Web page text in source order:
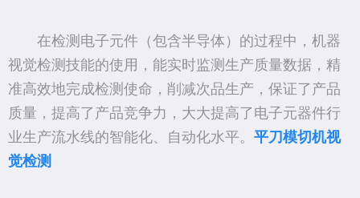
在检测电子元件（包含半导体）的过程中，机器
视觉检测技能的使用，能实时监测生产质量数据，精
准高效地完成检测使命，削减次品生产，保证了产品
质量，提高了产品竞争力，大大提高了电子元器件行
业生产流水线的智能化、自动化水平。 平刀模切机视
觉检测